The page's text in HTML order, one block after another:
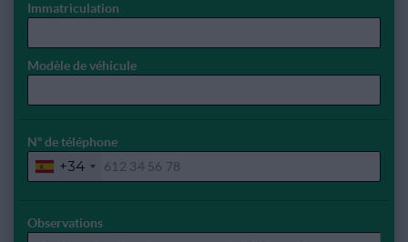
Immatriculation
Modèle de véhicule
Nº de téléphone
+34
Observations